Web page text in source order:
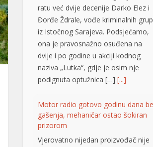
ona je pravosnažno osuđena na
dvije i po godine u akciji kodnog
naziva „Lutka“, gdje je osim nje
podignuta optužnica […] [...]
Motor radio gotovo godinu dana bez
gašenja, mehaničar ostao šokiran
prizorom
Vjerovatno nijedan proizvođač nije
predvidio da će motor raditi u
praznom hodu, odnosno leru,
gotovo neprekidno 365 dana u